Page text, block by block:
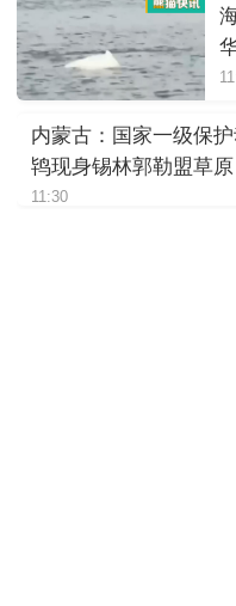
内蒙古：国家一级保
鸨现身锡林郭勒盟草原
11:30